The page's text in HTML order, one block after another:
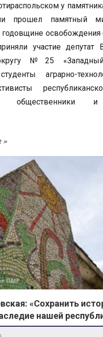
у
прошел памятный
годовщине освобождения
участие депутат
№25
студенты аграрно-
общественники
«Сохранить
нашей